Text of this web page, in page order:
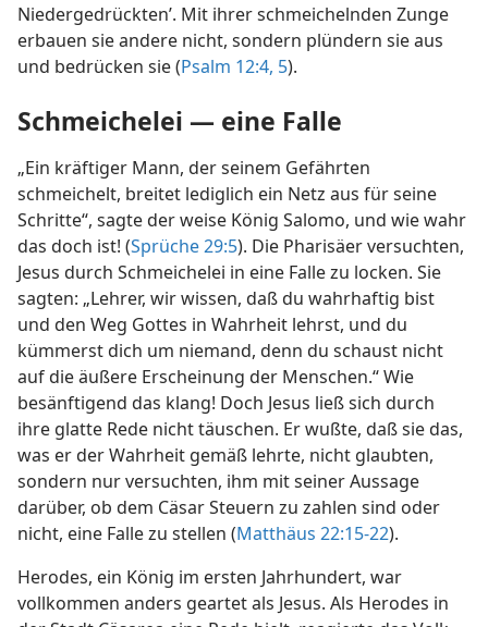
Niedergedrückten’. Mit ihrer schmeichelnden Zunge
erbauen sie andere nicht, sondern plündern sie aus
und bedrücken sie (Psalm 12:4, 5).
Schmeichelei — eine Falle
„Ein kräftiger Mann, der seinem Gefährten
schmeichelt, breitet lediglich ein Netz aus für seine
Schritte“, sagte der weise König Salomo, und wie wahr
das doch ist! (Sprüche 29:5). Die Pharisäer versuchten,
Jesus durch Schmeichelei in eine Falle zu locken. Sie
sagten: „Lehrer, wir wissen, daß du wahrhaftig bist
und den Weg Gottes in Wahrheit lehrst, und du
kümmerst dich um niemand, denn du schaust nicht
auf die äußere Erscheinung der Menschen.“ Wie
besänftigend das klang! Doch Jesus ließ sich durch
ihre glatte Rede nicht täuschen. Er wußte, daß sie das,
was er der Wahrheit gemäß lehrte, nicht glaubten,
sondern nur versuchten, ihm mit seiner Aussage
darüber, ob dem Cäsar Steuern zu zahlen sind oder
nicht, eine Falle zu stellen (Matthäus 22:15-22).
Herodes, ein König im ersten Jahrhundert, war
vollkommen anders geartet als Jesus. Als Herodes in